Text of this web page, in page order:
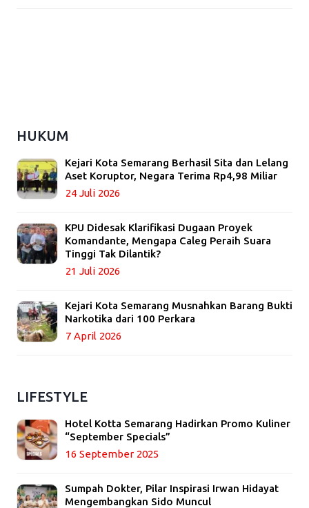
HUKUM
Kejari Kota Semarang Berhasil Sita dan Lelang
Aset Koruptor, Negara Terima Rp4,98 Miliar
24 Juli 2026
KPU Didesak Klarifikasi Dugaan Proyek
Komandante, Mengapa Caleg Peraih Suara
Tinggi Tak Dilantik?
21 Juli 2026
Kejari Kota Semarang Musnahkan Barang Bukti
Narkotika dari 100 Perkara
7 April 2026
LIFESTYLE
Hotel Kotta Semarang Hadirkan Promo Kuliner
“September Specials”
16 September 2025
Sumpah Dokter, Pilar Inspirasi Irwan Hidayat
Mengembangkan Sido Muncul